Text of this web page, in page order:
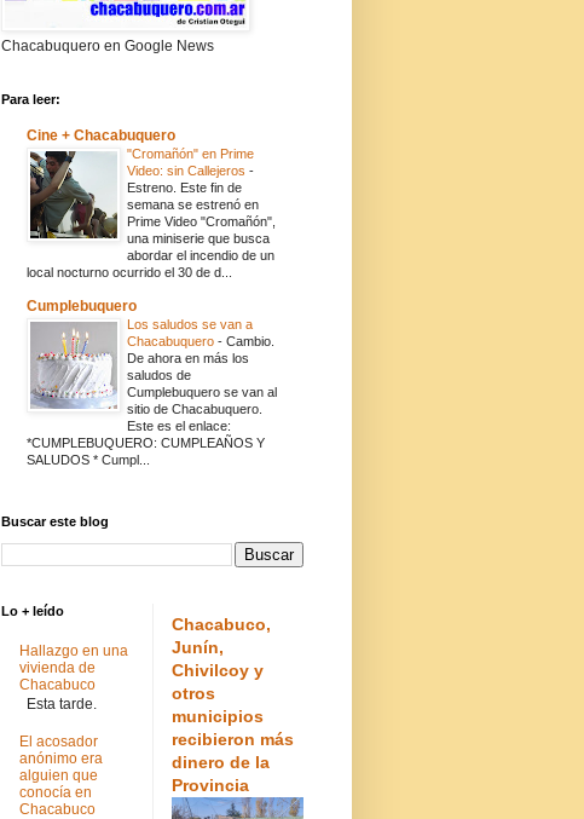
Chacabuquero en Google News
Para leer:
Cine + Chacabuquero
"Cromañón" en Prime
Video: sin Callejeros -
Estreno. Este fin de
semana se estrenó en
Prime Video "Cromañón",
una miniserie que busca
abordar el incendio de un
local nocturno ocurrido el 30 de d...
Cumplebuquero
Los saludos se van a
Chacabuquero - Cambio.
De ahora en más los
saludos de
Cumplebuquero se van al
sitio de Chacabuquero.
Este es el enlace:
*CUMPLEBUQUERO: CUMPLEAÑOS Y
SALUDOS * Cumpl...
Buscar este blog
Lo + leído
Hallazgo en una
vivienda de
Chacabuco
Esta tarde.
El acosador
anónimo era
alguien que
conocía en
Chacabuco
Chacabuco,
Junín,
Chivilcoy y
otros
municipios
recibieron más
dinero de la
Provincia